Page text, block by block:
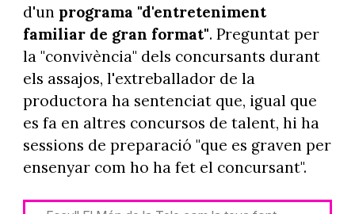
d'un programa "d'entreteniment
familiar de gran format". Preguntat per
la "convivència" dels concursants durant
els assajos, l'extreballador de la
productora ha sentenciat que, igual que
es fa en altres concursos de talent, hi ha
sessions de preparació "que es graven per
ensenyar com ho ha fet el concursant".